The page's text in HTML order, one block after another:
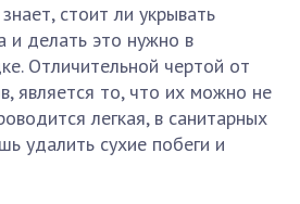
стоит ли укрывать
делать это нужно в
Отличительной чертой от
является то, что их можно не
легкая, в санитарных
удалить сухие побеги и